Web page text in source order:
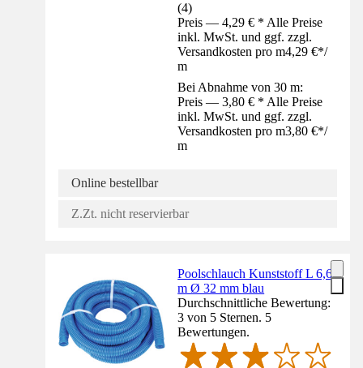
(4)
Preis — 4,29 € * Alle Preise
inkl. MwSt. und ggf. zzgl.
Versandkosten pro m4,29 €*/
m
Bei Abnahme von 30 m:
Preis — 3,80 € * Alle Preise
inkl. MwSt. und ggf. zzgl.
Versandkosten pro m3,80 €*/
m
Online bestellbar
Z.Zt. nicht reservierbar
Poolschlauch Kunststoff L 6,6
m Ø 32 mm blau
Durchschnittliche Bewertung:
3 von 5 Sternen. 5
Bewertungen.